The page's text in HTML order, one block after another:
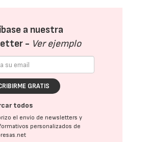
a nuestra
- Ver ejemplo
GRATIS
todos
el envío de newsletters y
personalizados de